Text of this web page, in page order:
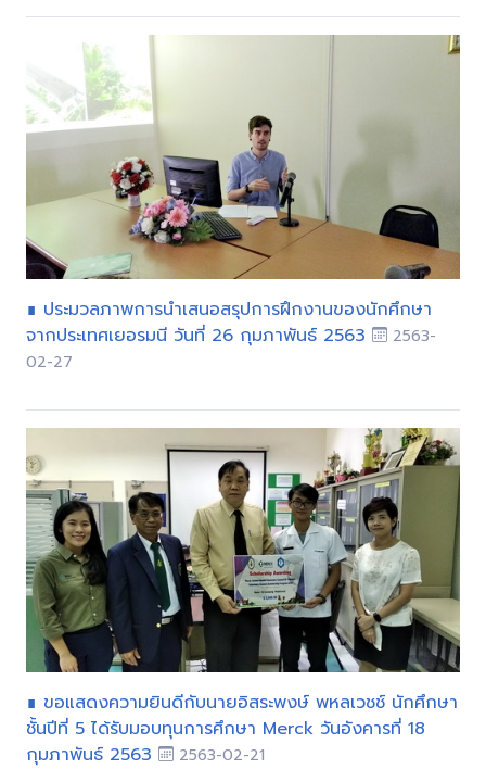
∎ ประมวลภาพการนำเสนอสรุปการฝึกงานของนักศึกษา
จากประเทศเยอรมนี วันที่ 26 กุมภาพันธ์ 2563
2563-
02-27
∎ ขอแสดงความยินดีกับนายอิสระพงษ์ พหลเวชช์ นักศึกษา
ชั้นปีที่ 5 ได้รับมอบทุนการศึกษา Merck วันอังคารที่ 18
กุมภาพันธ์ 2563
2563-02-21